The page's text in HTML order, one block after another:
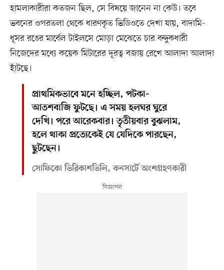
হামলাকারীরা কতজন ছিল, সে বিষয়ে জানেন না কেউ। তবে
ভবনের ওপরতলা থেকে ধারণকৃত ভিডিওতে দেখা যায়, বাদামি-
ধূসর রঙের মার্বেল টাইলসে মোড়া মেঝেতে চার বন্দুকধারী
নিজেদের মধ্যে কয়েক মিটারের দূরত্ব বজায় রেখে আলাদা আলাদা
হাঁটছে।
প্রাথমিকভাবে মনে হচ্ছিল, পটকা-
আতশবাজি ফুটছে। এ সময় হলঘর ঘুরে
দেখি। পরে আরেকবার। তৃতীয়বার বুঝলাম,
হলে থাকা প্রত্যেকেই যে যেদিকে পারছেন,
ছুটছেন।
সোফিকো ভিরিকাশভিলি, কনসার্টে অংশগ্রহণকারী